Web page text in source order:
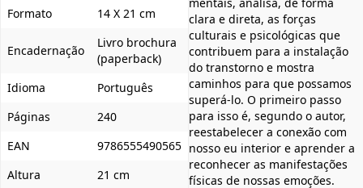
Formato
14 X 21 cm
Encadernação
Livro brochura
(paperback)
Idioma
Português
Páginas
240
EAN
9786555490565
Altura
21 cm
clara e direta, as forças
culturais e psicológicas que
contribuem para a instalação
do transtorno e mostra
caminhos para que possamos
superá-lo. O primeiro passo
para isso é, segundo o autor,
reestabelecer a conexão com
nosso eu interior e aprender a
reconhecer as manifestações
físicas de nossas emoções.